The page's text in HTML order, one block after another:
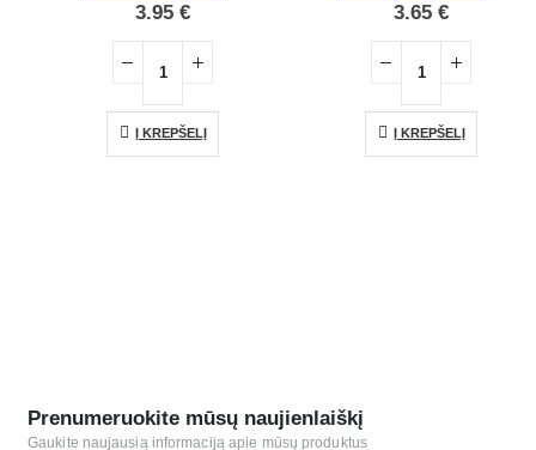
3.95 €
Į KREPŠELĮ
3.65 €
Į KREPŠELĮ
Prenumeruokite mūsų naujienlaiškį
Gaukite naujausią informaciją apie mūsų produktus